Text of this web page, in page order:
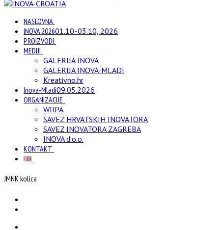
NASLOVNA
INOVA 202601.10.-03.10, 2026
PROIZVODI
MEDIJI
GALERIJA INOVA
GALERIJA INOVA-MLADI
Kreativno.hr
Inova-Mladi09.05.2026
ORGANIZACIJE
WIIPA
SAVEZ HRVATSKIH INOVATORA
SAVEZ INOVATORA ZAGREBA
INOVA d.o.o.
KONTAKT
JMNK kolica